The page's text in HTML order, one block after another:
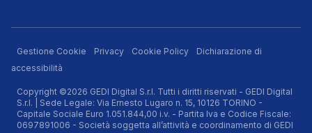
Gestione Cookie Privacy Cookie Policy
Dichiarazione di
accessibilità
Copyright ©2026 GEDI Digital S.r.l. Tutti i diritti riservati - GEDI Digital
S.r.l. | Sede Legale: Via Ernesto Lugaro n. 15, 10126 TORINO -
Capitale Sociale Euro 1.051.844,00 i.v. - Partita Iva e Codice Fiscale:
0697891006 - Società soggetta all’attività e coordinamento di GEDI